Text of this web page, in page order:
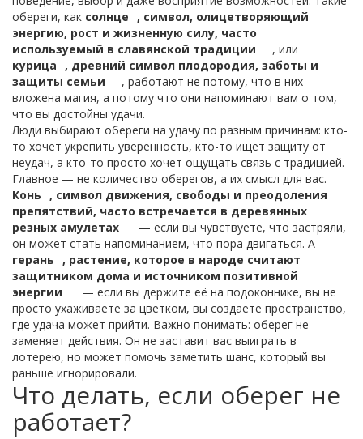
обереги, как солнце , символ, олицетворяющий
энергию, рост и жизненную силу, часто
используемый в славянской традиции
, или
курица
, древний символ плодородия, заботы и
защиты семьи
, работают не потому, что в них
вложена магия, а потому что они напоминают вам о том,
что вы достойны удачи.
Люди выбирают обереги на удачу по разным причинам: кто-
то хочет укрепить уверенность, кто-то ищет защиту от
неудач, а кто-то просто хочет ощущать связь с традицией.
Главное — не количество оберегов, а их смысл для вас.
Конь
, символ движения, свободы и преодоления
препятствий, часто встречается в деревянных
резных амулетах
— если вы чувствуете, что застряли,
он может стать напоминанием, что пора двигаться. А
герань
, растение, которое в народе считают
защитником дома и источником позитивной
энергии
— если вы держите её на подоконнике, вы не
просто ухаживаете за цветком, вы создаёте пространство,
где удача может прийти. Важно понимать: оберег не
заменяет действия. Он не заставит вас выиграть в
лотерею, но может помочь заметить шанс, который вы
раньше игнорировали.
Что делать, если оберег не
работает?